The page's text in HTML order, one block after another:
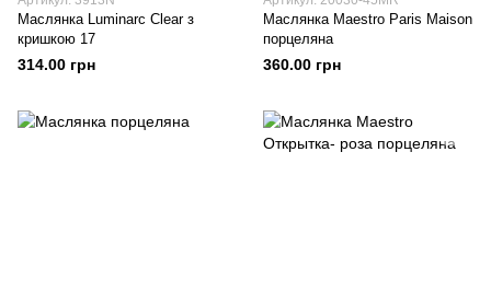
Маслянка Luminarc Clear з
кришкою 17
314.00 грн
Маслянка Maestro Paris Maison
порцеляна
360.00 грн